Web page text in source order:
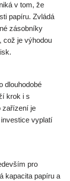
v tom, že
papíru. Zvládá
zásobníky
což je výhodou
dlouhodobé
krok i s
zařízení je
vyplatí
pro
kapacita papíru a